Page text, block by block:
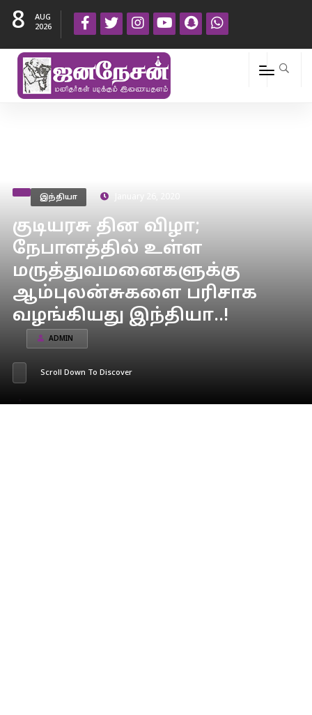
8
AUG
2026
இந்தியா
குடியரசு தின விழா;
நேபாளத்தில் உள்ள
மருத்துவமனைகளுக்கு
ஆம்புலன்சுகளை பரிசாக
வழங்கியது இந்தியா..!
ADMIN
Scroll Down To Discover